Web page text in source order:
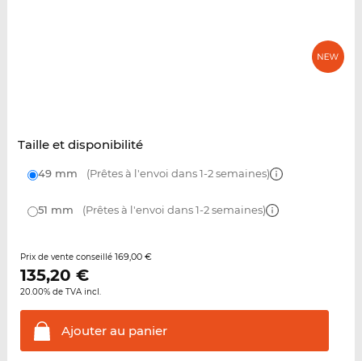
Taille et disponibilité
49 mm (Prêtes à l'envoi dans 1-2 semaines)
51 mm (Prêtes à l'envoi dans 1-2 semaines)
Prix de vente conseillé 169,00 €
135,20 €
20.00% de TVA incl.
Ajouter au panier